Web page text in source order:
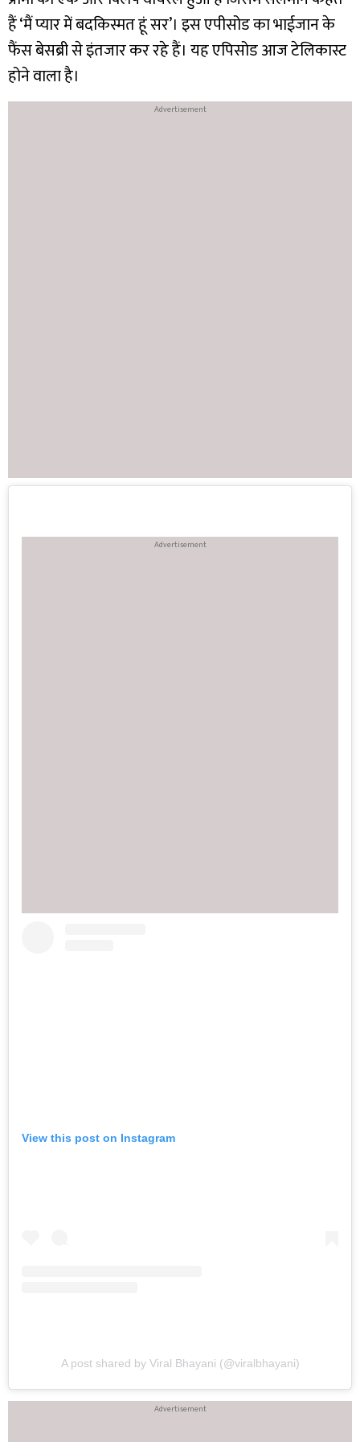
हैं ‘मैं प्यार में बदकिस्मत हूं सर’। इस एपीसोड का भाईजान के
फैंस बेसब्री से इंतजार कर रहे हैं। यह एपिसोड आज टेलिकास्ट
होने वाला है।
View this post on Instagram
A post shared by Viral Bhayani (@viralbhayani)